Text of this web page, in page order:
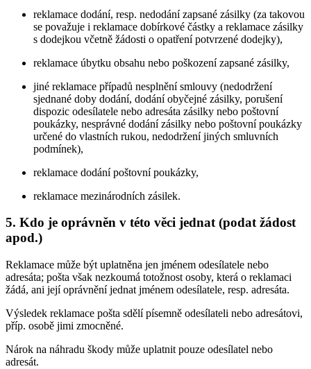
reklamace dodání, resp. nedodání zapsané zásilky (za takovou
se považuje i reklamace dobírkové částky a reklamace zásilky
s dodejkou včetně žádosti o opatření potvrzené dodejky),
reklamace úbytku obsahu nebo poškození zapsané zásilky,
jiné reklamace případů nesplnění smlouvy (nedodržení
sjednané doby dodání, dodání obyčejné zásilky, porušení
dispozic odesílatele nebo adresáta zásilky nebo poštovní
poukázky, nesprávné dodání zásilky nebo poštovní poukázky
určené do vlastních rukou, nedodržení jiných smluvních
podmínek),
reklamace dodání poštovní poukázky,
reklamace mezinárodních zásilek.
5. Kdo je oprávněn v této věci jednat (podat žádost
apod.)
Reklamace může být uplatněna jen jménem odesílatele nebo
adresáta; pošta však nezkoumá totožnost osoby, která o reklamaci
žádá, ani její oprávnění jednat jménem odesílatele, resp. adresáta.
Výsledek reklamace pošta sdělí písemně odesílateli nebo adresátovi,
příp. osobě jimi zmocněné.
Nárok na náhradu škody může uplatnit pouze odesílatel nebo
adresát.